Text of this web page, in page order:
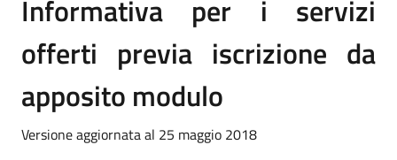
Informativa per i servizi
offerti previa iscrizione da
apposito modulo
Versione aggiornata al 25 maggio 2018